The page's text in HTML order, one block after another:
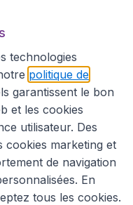
générales
technologies
politique de
garantissent le bon
et les cookies
utilisateur. Des
cookies marketing et
de navigation
En
tous les cookies.